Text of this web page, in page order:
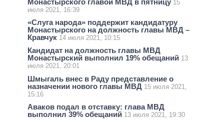
Монастырского главой МВД в пятницу 15
июля 2021, 16:39
«Слуга народа» поддержит кандидатуру
Монастырского на должность главы МВД –
Кравчук 14 июля 2021, 10:15
Кандидат на должность главы МВД
Монастырский выполнил 19% обещаний 13
июля 2021, 20:01
Шмыгаль внес в Раду представление о
назначении нового главы МВД 15 июля 2021,
15:16
Аваков подал в отставку: глава МВД
выполнил 39% обещаний 13 июля 2021, 19:30